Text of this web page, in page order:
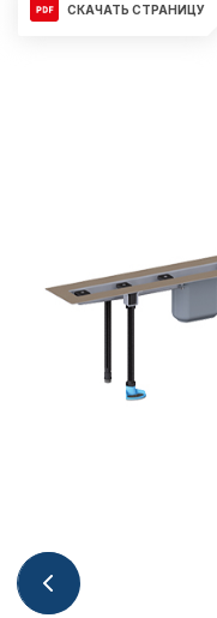
СКАЧАТЬ СТРАНИЦУ